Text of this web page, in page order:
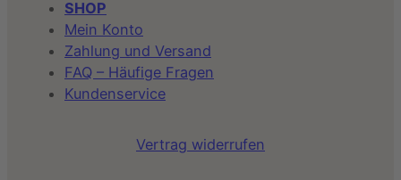
SHOP
Mein Konto
Zahlung und Versand
FAQ – Häufige Fragen
Kundenservice
Vertrag widerrufen